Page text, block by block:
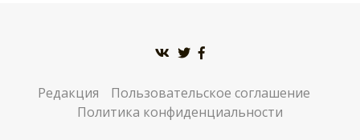
Редакция
Пользовательское соглашение
Политика конфиденциальности